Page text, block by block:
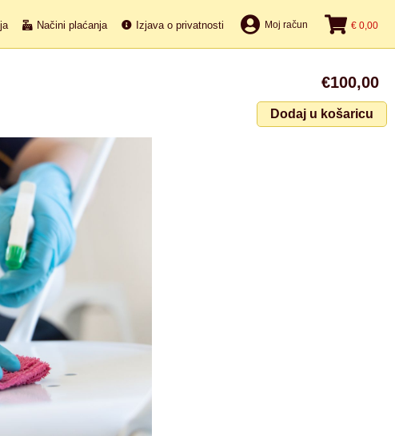
€100,00
Dodaj u košaricu
Načini plaćanja Izjava o privatnosti Moj račun € 0,00